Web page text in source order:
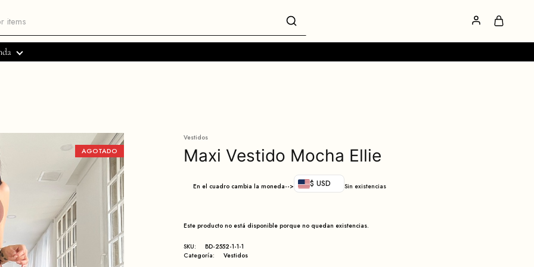
AGOTADO
Vestidos
Maxi Vestido Mocha Ellie
En el cuadro cambia la moneda--> $ USD Sin existencias
Este producto no está disponible porque no quedan existencias.
SKU:
BD-2552-1-1-1
Categoría:
Vestidos